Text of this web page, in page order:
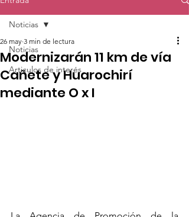
Noticias
Articulos de interés
Noticias
Modernizarán 11 km de vía
Cañete y Huarochirí
mediante O x I
26 may 3 min de lectura